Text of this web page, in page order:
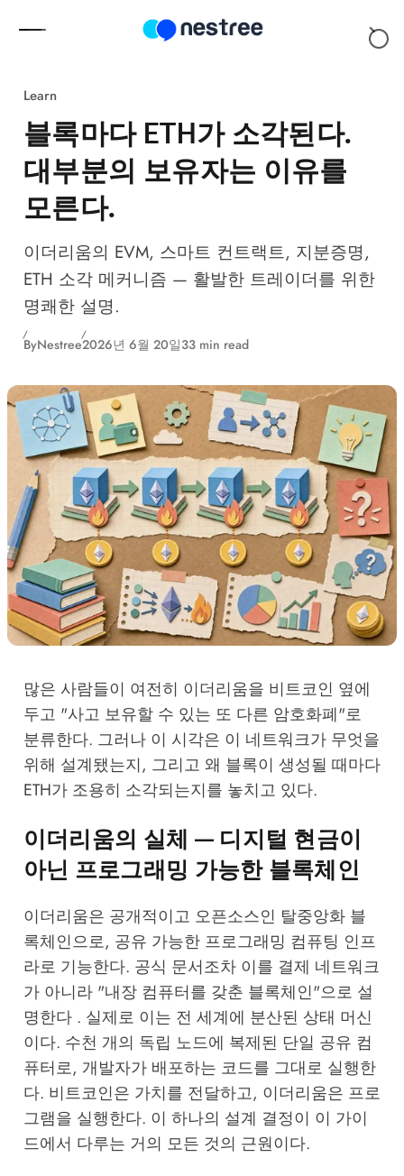
Learn
블록마다 ETH가 소각된다.
대부분의 보유자는 이유를
모른다.
이더리움의 EVM, 스마트 컨트랙트, 지분증명,
ETH 소각 메커니즘 — 활발한 트레이더를 위한
명쾌한 설명.
ByNestree2026년 6월 20일33 min read
많은 사람들이 여전히 이더리움을 비트코인 옆에
두고 "사고 보유할 수 있는 또 다른 암호화폐"로
분류한다. 그러나 이 시각은 이 네트워크가 무엇을
위해 설계됐는지, 그리고 왜 블록이 생성될 때마다
ETH가 조용히 소각되는지를 놓치고 있다.
이더리움의 실체 — 디지털 현금이
아닌 프로그래밍 가능한 블록체인
이더리움은 공개적이고 오픈소스인 탈중앙화 블
록체인으로, 공유 가능한 프로그래밍 컴퓨팅 인프
라로 기능한다. 공식 문서조차 이를 결제 네트워크
가 아니라 "내장 컴퓨터를 갖춘 블록체인"으로 설
명한다 . 실제로 이는 전 세계에 분산된 상태 머신
이다. 수천 개의 독립 노드에 복제된 단일 공유 컴
퓨터로, 개발자가 배포하는 코드를 그대로 실행한
다. 비트코인은 가치를 전달하고, 이더리움은 프로
그램을 실행한다. 이 하나의 설계 결정이 이 가이
드에서 다루는 거의 모든 것의 근원이다.